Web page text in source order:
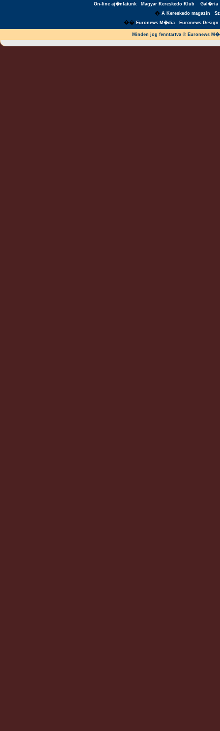
On-line aj�nlatunk Magyar Kereskedo Klub Gal�ria
� A Kereskedo magazin
�� Euronews M�dia Euronews Design
Minden jog fenntartva © Euronews